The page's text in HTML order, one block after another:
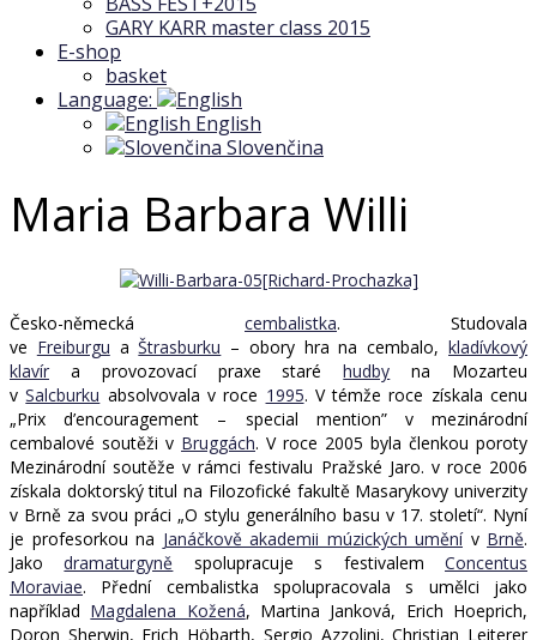
GARY KARR master class 2015
E-shop
basket
Language:
English
Slovenčina
Maria Barbara Willi
Česko-německá cembalistka. Studovala
ve Freiburgu aŠtrasburku – obory hra na cembalo,kladívkový
klavír a provozovací praxe staréhudby na Mozarteu
vSalcburku absolvovala v roce 1995. V témže roce získala cenu
„Prix d’encouragement – special mention” v mezinárodní
cembalové soutěži v Bruggách. V roce 2005 byla členkou poroty
Mezinárodní soutěže v rámci festivalu Pražské Jaro. v roce 2006
získala doktorský titul na Filozofické fakultě Masarykovy univerzity
v Brně za svou práci „O stylu generálního basu v 17. století“. Nyní
je profesorkou na Janáčkově akademii múzických uměnív Brně.
Jakodramaturgyně spolupracuje s festivalemConcentus
Moraviae. Přední cembalistka spolupracovala s umělci jako
například Magdalena Kožená, Martina Janková, Erich Hoeprich,
Doron Sherwin, Erich Höbarth, Sergio Azzolini, Christian Leiterer